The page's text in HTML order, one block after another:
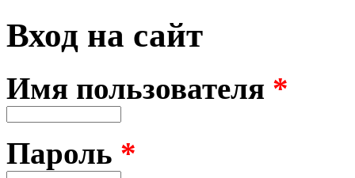
Вход на сайт
Имя пользователя *
Пароль *